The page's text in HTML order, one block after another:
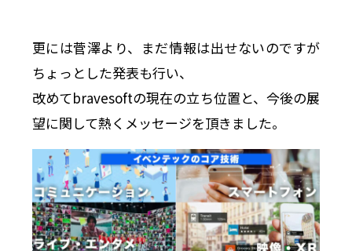
更には菅澤より、まだ情報は出せないのですが
ちょっとした発表も行い、
改めてbravesoftの現在の立ち位置と、今後の展
望に関して熱くメッセージを頂きました。